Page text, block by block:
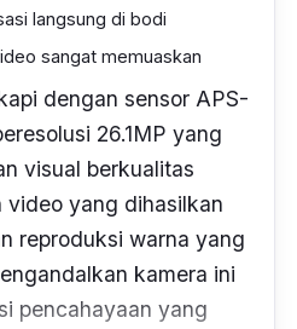
langsung di bodi
sangat memuaskan
dengan sensor APS-
26.1MP yang
visual berkualitas
yang dihasilkan
reproduksi warna yang
kamera ini
pencahayaan yang